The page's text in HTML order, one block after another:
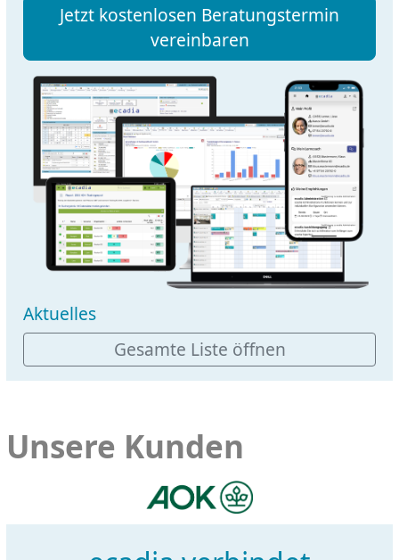
Jetzt kostenlosen Beratungstermin
vereinbaren
Aktuelles
Gesamte Liste öffnen
Unsere Kunden